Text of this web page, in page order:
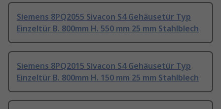
Siemens 8PQ2055 Sivacon S4 Gehäusetür Typ
Einzeltür B. 800mm H. 550 mm 25 mm Stahlblech
Siemens 8PQ2015 Sivacon S4 Gehäusetür Typ
Einzeltür B. 800mm H. 150 mm 25 mm Stahlblech